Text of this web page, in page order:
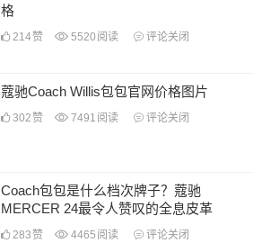
格
214赞 5520 阅读 评论关闭
蔻驰Coach Willis包包官网价格图片
302 赞 7491 阅读 评论关闭
Coach包包是什么档次牌子？蔻驰
MERCER 24最令人赞叹的全息皮革
283 赞 4465 阅读 评论关闭